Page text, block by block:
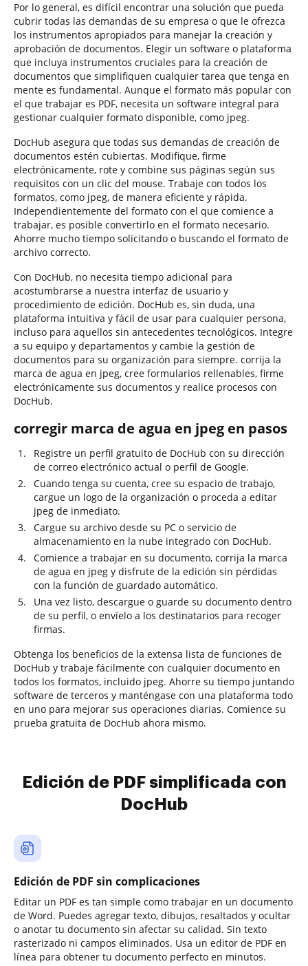
Por lo general, es difícil encontrar una solución que pueda
cubrir todas las demandas de su empresa o que le ofrezca
los instrumentos apropiados para manejar la creación y
aprobación de documentos. Elegir un software o plataforma
que incluya instrumentos cruciales para la creación de
documentos que simplifiquen cualquier tarea que tenga en
mente es fundamental. Aunque el formato más popular con
el que trabajar es PDF, necesita un software integral para
gestionar cualquier formato disponible, como jpeg.
DocHub asegura que todas sus demandas de creación de
documentos estén cubiertas. Modifique, firme
electrónicamente, rote y combine sus páginas según sus
requisitos con un clic del mouse. Trabaje con todos los
formatos, como jpeg, de manera eficiente y rápida.
Independientemente del formato con el que comience a
trabajar, es posible convertirlo en el formato necesario.
Ahorre mucho tiempo solicitando o buscando el formato de
archivo correcto.
Con DocHub, no necesita tiempo adicional para
acostumbrarse a nuestra interfaz de usuario y
procedimiento de edición. DocHub es, sin duda, una
plataforma intuitiva y fácil de usar para cualquier persona,
incluso para aquellos sin antecedentes tecnológicos. Integre
a su equipo y departamentos y cambie la gestión de
documentos para su organización para siempre. corrija la
marca de agua en jpeg, cree formularios rellenables, firme
electrónicamente sus documentos y realice procesos con
DocHub.
corregir marca de agua en jpeg en pasos
Registre un perfil gratuito de DocHub con su dirección
de correo electrónico actual o perfil de Google.
Cuando tenga su cuenta, cree su espacio de trabajo,
cargue un logo de la organización o proceda a editar
jpeg de inmediato.
Cargue su archivo desde su PC o servicio de
almacenamiento en la nube integrado con DocHub.
Comience a trabajar en su documento, corrija la marca
de agua en jpeg y disfrute de la edición sin pérdidas
con la función de guardado automático.
Una vez listo, descargue o guarde su documento dentro
de su perfil, o envíelo a los destinatarios para recoger
firmas.
Obtenga los beneficios de la extensa lista de funciones de
DocHub y trabaje fácilmente con cualquier documento en
todos los formatos, incluido jpeg. Ahorre su tiempo juntando
software de terceros y manténgase con una plataforma todo
en uno para mejorar sus operaciones diarias. Comience su
prueba gratuita de DocHub ahora mismo.
Edición de PDF simplificada con
DocHub
Edición de PDF sin complicaciones
Editar un PDF es tan simple como trabajar en un documento
de Word. Puedes agregar texto, dibujos, resaltados y ocultar
o anotar tu documento sin afectar su calidad. Sin texto
rasterizado ni campos eliminados. Usa un editor de PDF en
línea para obtener tu documento perfecto en minutos.